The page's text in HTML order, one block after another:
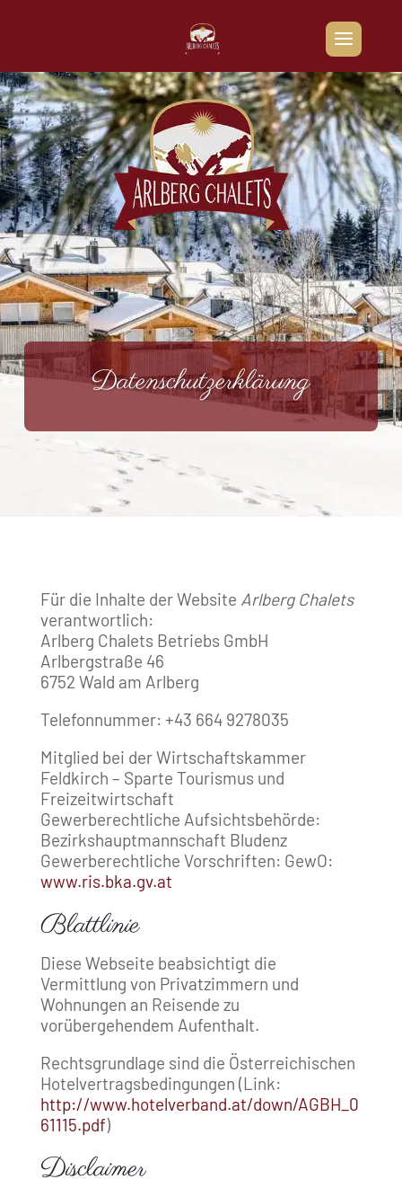
Datenschutzerklärung
Für die Inhalte der Website Arlberg Chalets
verantwortlich:
Arlberg Chalets Betriebs GmbH
Arlbergstraße 46
6752 Wald am Arlberg
Telefonnummer: +43 664 9278035
Mitglied bei der Wirtschaftskammer
Feldkirch – Sparte Tourismus und
Freizeitwirtschaft
Gewerberechtliche Aufsichtsbehörde:
Bezirkshauptmannschaft Bludenz
Gewerberechtliche Vorschriften: GewO:
www.ris.bka.gv.at
Blattlinie
Diese Webseite beabsichtigt die
Vermittlung von Privatzimmern und
Wohnungen an Reisende zu
vorübergehendem Aufenthalt.
Rechtsgrundlage sind die Österreichischen
Hotelvertragsbedingungen (Link:
http://www.hotelverband.at/down/AGBH_0
61115.pdf)
Disclaimer